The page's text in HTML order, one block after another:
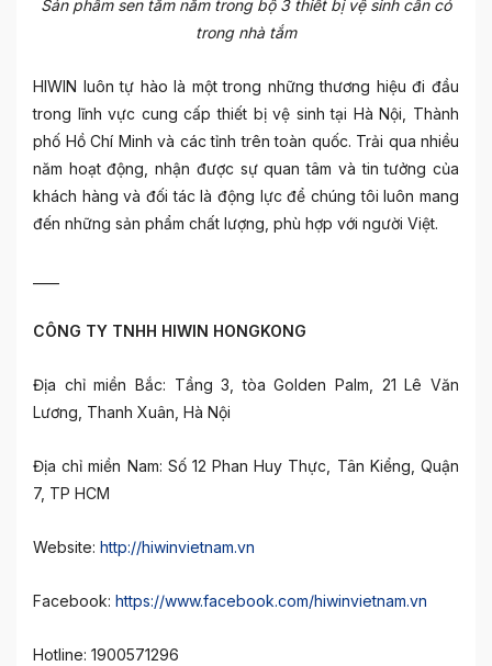
Sản phẩm sen tắm nằm trong bộ 3 thiết bị vệ sinh cần có
trong nhà tắm
HIWIN luôn tự hào là một trong những thương hiệu đi đầu
trong lĩnh vực cung cấpthiết bị vệ sinh tại Hà Nội, Thành
phố Hồ Chí Minh và các tỉnh trên toàn quốc. Trải qua nhiều
năm hoạt động, nhận được sự quan tâm và tin tưởng của
khách hàng và đối tác là động lực để chúng tôi luôn mang
đến những sản phẩm chất lượng, phù hợp với người Việt.
CÔNG TY TNHH HIWIN HONGKONG
Địa chỉ miền Bắc: Tầng 3, tòa Golden Palm, 21 Lê Văn
Lương, Thanh Xuân, Hà Nội
Địa chỉ miền Nam: Số 12 Phan Huy Thực, Tân Kiểng, Quận
7, TP HCM
Website: http://hiwinvietnam.vn
Facebook: https://www.facebook.com/hiwinvietnam.vn
Hotline: 1900571296